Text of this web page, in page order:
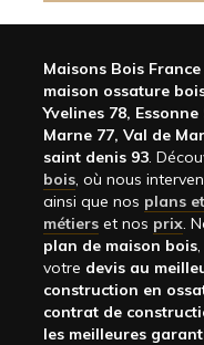
Maisons Bois
maison ossature
Yvelines 78,
Marne 77, Val de
saint denis 93.
bois, où nous
ainsi que nos plans
métiers et nos prix.
plan de maison bois
votre devis au
construction en
contrat de
les meilleures